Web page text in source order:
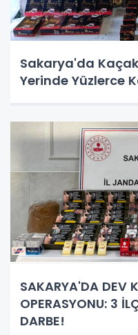
Sakarya'da
Yerinde Yüzlerce
SAKARYA'DA DEV
OPERASYONU: 3
DARBE!